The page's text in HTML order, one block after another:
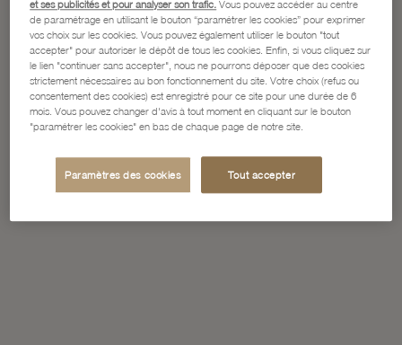
et ses publicités et pour analyser son trafic. Vous pouvez accéder au centre
de paramétrage en utilisant le bouton “paramétrer les cookies” pour exprimer
vos choix sur les cookies. Vous pouvez également utiliser le bouton "tout
accepter" pour autoriser le dépôt de tous les cookies. Enfin, si vous cliquez sur
le lien "continuer sans accepter", nous ne pourrons déposer que des cookies
strictement nécessaires au bon fonctionnement du site. Votre choix (refus ou
consentement des cookies) est enregistré pour ce site pour une durée de 6
mois. Vous pouvez changer d'avis à tout moment en cliquant sur le bouton
"paramétrer les cookies" en bas de chaque page de notre site.
Paramètres des cookies Tout accepter